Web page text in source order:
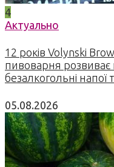
4
Актуально
12 років Volynski
пивоварня розвиває
безалкогольні напої
05.08.2026